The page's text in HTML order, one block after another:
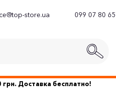
store.ua 099 07 80
Доставка бесплатно!